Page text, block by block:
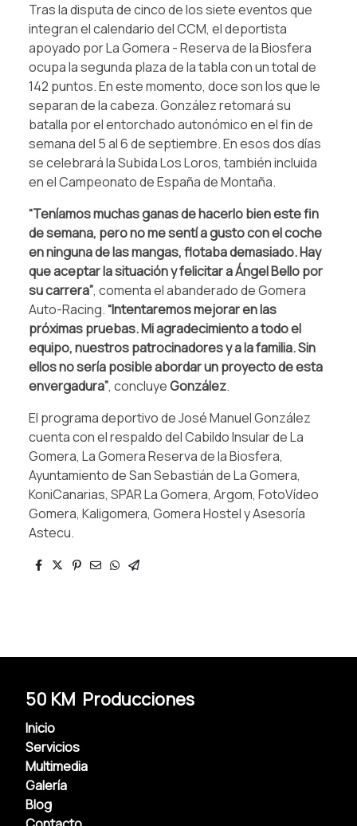
Tras la disputa de cinco de los siete eventos que
integran el calendario del CCM, el deportista
apoyado por La Gomera - Reserva de la Biosfera
ocupa la segunda plaza de la tabla con un total de
142 puntos. En este momento, doce son los que le
separan de la cabeza. González retomará su
batalla por el entorchado autonómico en el fin de
semana del 5 al 6 de septiembre. En esos dos días
se celebrará la Subida Los Loros, también incluida
en el Campeonato de España de Montaña.
“Teníamos muchas ganas de hacerlo bien este fin
de semana, pero no me sentí a gusto con el coche
en ninguna de las mangas, flotaba demasiado. Hay
que aceptar la situación y felicitar a Ángel Bello por
su carrera”, comenta el abanderado de Gomera
Auto-Racing.“Intentaremos mejorar en las
próximas pruebas. Mi agradecimiento a todo el
equipo, nuestros patrocinadores y a la familia. Sin
ellos no sería posible abordar un proyecto de esta
envergadura”, concluyeGonzález.
El programa deportivo de José Manuel González
cuenta con el respaldo del Cabildo Insular de La
Gomera, La Gomera Reserva de la Biosfera,
Ayuntamiento de San Sebastián de La Gomera,
KoniCanarias, SPAR La Gomera, Argom, FotoVídeo
Gomera, Kaligomera, Gomera Hostel y Asesoría
Astecu.
50 KM Producciones
Inicio
Servicios
Multimedia
Galería
Blog